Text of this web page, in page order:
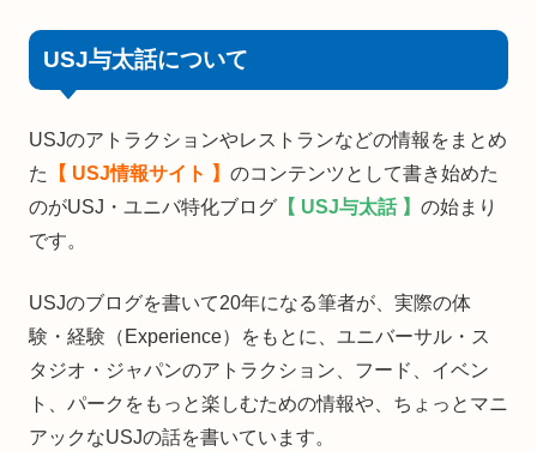
USJ与太話について
USJのアトラクションやレストランなどの情報をまとめ
た
【 USJ情報サイト 】 のコンテンツとして書き始めた
のがUSJ・ユニバ特化ブログ 【 USJ与太話 】 の始まり
です。
USJのブログを書いて20年になる筆者が、実際の体
験・経験（Experience）をもとに、ユニバーサル・ス
タジオ・ジャパンのアトラクション、フード、イベン
ト、パークをもっと楽しむための情報や、ちょっとマニ
アックなUSJの話を書いています。